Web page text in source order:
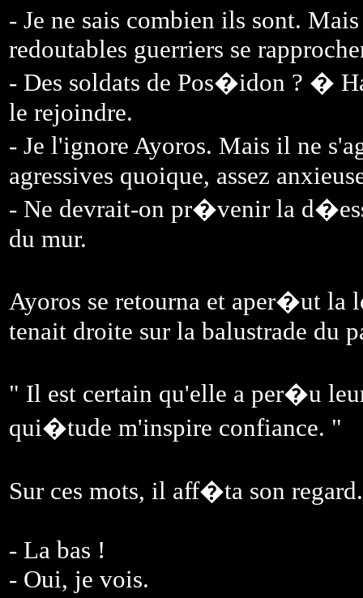
- Je ne sais combien ils sont.
redoutables guerriers se
- Des soldats de Pos�idon ? �
le rejoindre.
- Je l'ignore Ayoros. Mais il ne
agressives quoique, assez
- Ne devrait-on pr�venir la
du mur.
Ayoros se retourna et aper�ut la
tenait droite sur la balustrade du
" Il est certain qu'elle a per�u
qui�tude m'inspire confiance. "
Sur ces mots, il aff�ta son regard.
- La bas !
- Oui, je vois.